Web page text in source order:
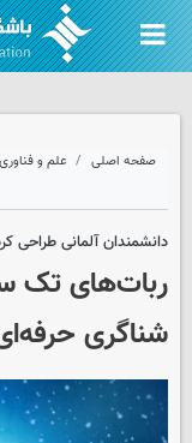
صفحه اصلی علم و فناوری
دانشمندان آلمانی طراحی
ربات‌های تک
شناگری